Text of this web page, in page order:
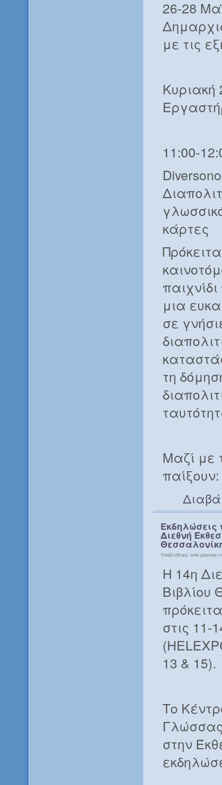
26-28
με τις
Κυριακή
11:00-
κάρτες
μια
σε
τη
Μαζί με
παίξουν:
Εκδηλώσεις
Διεθνή
Υποβλήθηκε από plastara
Η 14η
Βιβλίου
στις 11-
13 & 15).
Το
στην